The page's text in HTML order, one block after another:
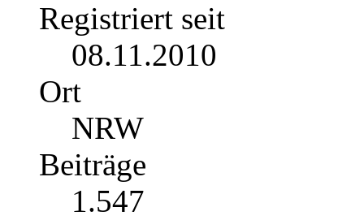
Registriert seit
08.11.2010
Ort
NRW
Beiträge
1.547